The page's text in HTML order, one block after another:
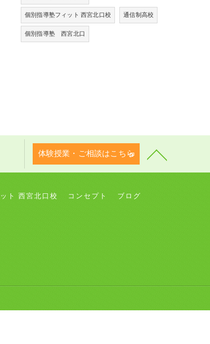
個別指導塾フィット 西宮北口校 通信制高校
個別指導塾 西宮北口
体験授業・ご相談はこちら
ト 西宮北口校 コンセプト ブログ